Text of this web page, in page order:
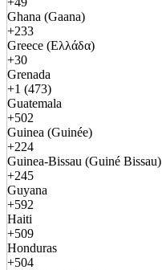
Ghana (Gaana)
+233
Greece (Ελλάδα)
+30
Grenada
+1 (473)
Guatemala
+502
Guinea (Guinée)
+224
Guinea-Bissau (Guiné Bissau)
+245
Guyana
+592
Haiti
+509
Honduras
+504